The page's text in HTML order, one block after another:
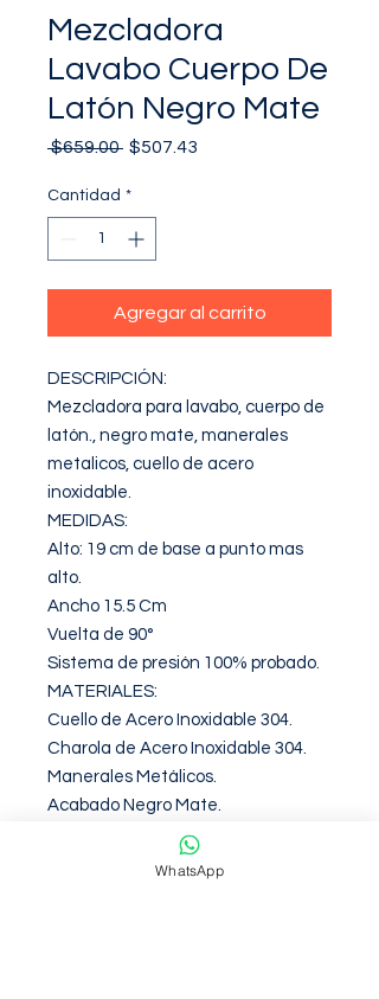
Mezcladora
Lavabo Cuerpo De
Latón Negro Mate
$659.00 Precio
$507.43
Cantidad *
Agregar al carrito
DESCRIPCIÓN:
Mezcladora para lavabo, cuerpo de
latón., negro mate, manerales
metalicos, cuello de acero
inoxidable.
MEDIDAS:
Alto: 19 cm de base a punto mas
alto.
Ancho 15.5 Cm
Vuelta de 90°
Sistema de presión 100% probado.
MATERIALES:
Cuello de Acero Inoxidable 304.
Charola de Acero Inoxidable 304.
Manerales Metálicos.
Acabado Negro Mate.
Garantia de 12 Meses contra
WhatsApp